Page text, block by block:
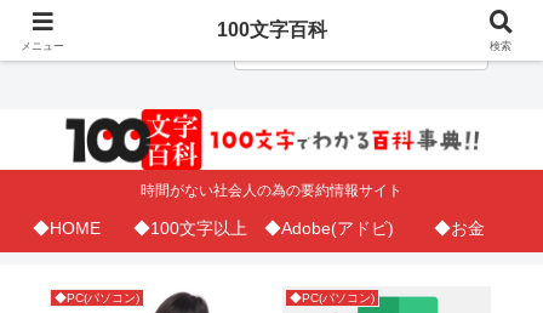
時間がない社会人の為の要約情報サイト
◆HOME ◆100文字以上 ◆Adobe(アドビ) ◆お金
◆PC(パソコン) ◆PC(パソコン)
メニュー
100文字百科
検索